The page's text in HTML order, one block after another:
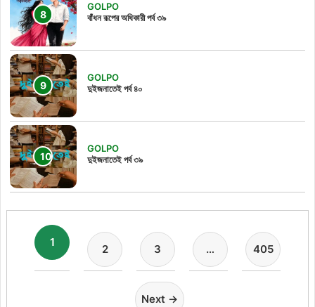
GOLPO
বাঁধন রূপের অধিকারী পর্ব ৩৯
GOLPO
দুইজনাতেই পর্ব ৪০
GOLPO
দুইজনাতেই পর্ব ৩৯
1
2 3 … 405
Next →